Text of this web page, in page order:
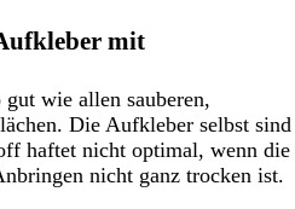
mit
wie allen sauberen,
Die Aufkleber selbst sind
haftet nicht optimal, wenn die
nicht ganz trocken ist.